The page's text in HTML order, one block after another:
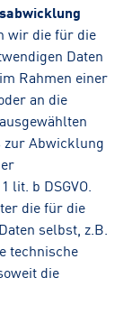
wir die für die
Daten
Rahmen einer
an die
zur Abwicklung
lit. b DSGVO.
die für die
selbst, z.B.
technische
die